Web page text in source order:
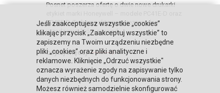
Posnet poszerza ofertę o dwie nowe drukarki
PC42E-D. To kompaktowe i niezawodne
urządzenia, które sprawd ...
czytaj więcej
Jeśli zaakceptujesz wszystkie „cookies”
klikając przycisk „Zaakceptuj wszystkie” to
zapiszemy na Twoim urządzeniu niezbędne
pliki „cookies” oraz pliki analityczne i
reklamowe. Kliknięcie „Odrzuć wszystkie"
oznacza wyrażenie zgody na zapisywanie tylko
danych niezbędnych do funkcjonowania strony.
Możesz również samodzielnie skonfigurować